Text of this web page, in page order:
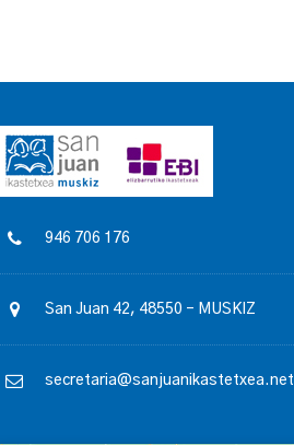
946 706 176
San Juan 42, 48550 – MUSKIZ
secretaria@sanjuanikastetxea.net